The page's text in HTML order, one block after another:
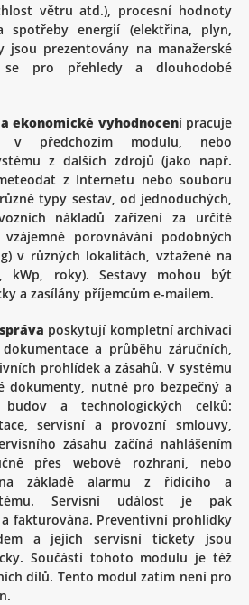
větru atd.), procesní hodnoty
energií (elektřina, plyn,
jsou prezentovány na manažerské
pro přehledy a dlouhodobé
ekonomické vyhodnocení pracuje
v předchozím modulu, nebo
z dalších zdrojů (jako např.
z Internetu nebo souboru
typy sestav, od jednoduchých,
nákladů zařízení za určité
porovnávání podobných
v různých lokalitách, vztažené na
kWp, roky). Sestavy mohou být
a zasílány příjemcům e-mailem.
poskytují kompletní archivaci
a průběhu záručních,
prohlídek a zásahů. V systému
dokumenty, nutné pro bezpečný a
a technologických celků:
servisní a provozní smlouvy,
zásahu začíná nahlášením
přes webové rozhraní, nebo
základě alarmu z řídicího a
Servisní událost je pak
fakturována. Preventivní prohlídky
a jejich servisní tickety jsou
Součástí tohoto modulu je též
dílů. Tento modul zatím není pro